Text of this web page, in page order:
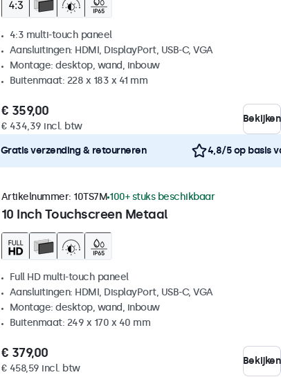
4:3 multi-touch paneel
Aansluitingen: HDMI, DisplayPort, USB-C, VGA
Montage: desktop, wand, inbouw
Buitenmaat: 228 x 183 x 41 mm
€ 359,00
€ 434,39 incl. btw
Bekijken
Gratis verzending & retourneren 4,8/5 op basis
10 Inch Touchscreen Metaal
Artikelnummer: 10TS7M 100+ stuks beschikbaar
Full HD multi-touch paneel
Aansluitingen: HDMI, DisplayPort, USB-C, VGA
Montage: desktop, wand, inbouw
Buitenmaat: 249 x 170 x 40 mm
€ 379,00
€ 458,59 incl. btw
Bekijken